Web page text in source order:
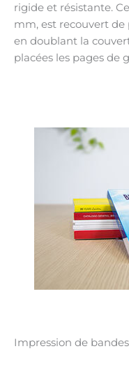
rigide et résistante.
mm, est recouvert de
en doublant la
placées les pages de
Impression de